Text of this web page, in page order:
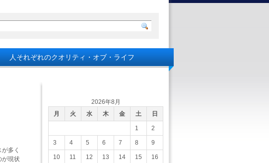
人それぞれのクオリティ・オブ・ライフ
多く
が現状
2026年8月
月
火 水 木 金 土 日
1 2
3 4 5 6 7 8 9
10 11 12 13 14 15 16